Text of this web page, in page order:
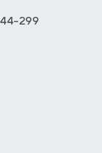
299